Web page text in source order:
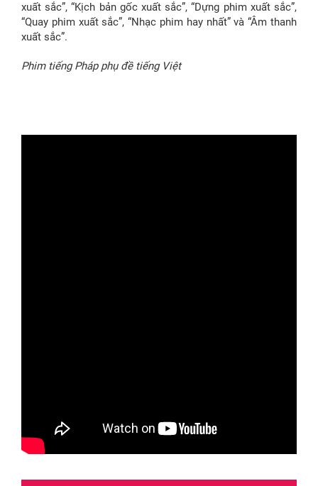
xuất sắc”, “Kịch bản gốc xuất sắc”, “Dựng phim xuất sắc”,
“Quay phim xuất sắc”, “Nhạc phim hay nhất” và “Âm thanh
xuất sắc”.
Phim tiếng Pháp phụ đề tiếng Việt